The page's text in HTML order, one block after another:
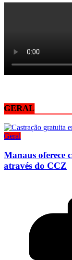
GERAL
Geral
Manaus oferece
através do CCZ